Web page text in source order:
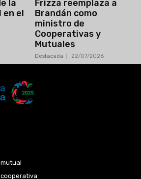
la
en el
Frizza reemplaza a
Brandán como
ministro de
Cooperativas y
Mutuales
Destacada 22/07/2026